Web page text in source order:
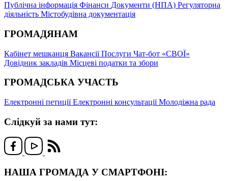
Публічна інформація Фінанси Документи (НПА) Регуляторна
діяльність Містобудівна документація
ГРОМАДЯНАМ
Кабінет мешканця ВакансіїПослуги Чат-бот «СВОЇ»
Довідник закладів Місцеві податки та збори
ГРОМАДСЬКА УЧАСТЬ
Електронні петиціїЕлектронні консультаціїМолодіжна рада
Слідкуй за нами тут:
НАША ГРОМАДА У СМАРТФОНІ: